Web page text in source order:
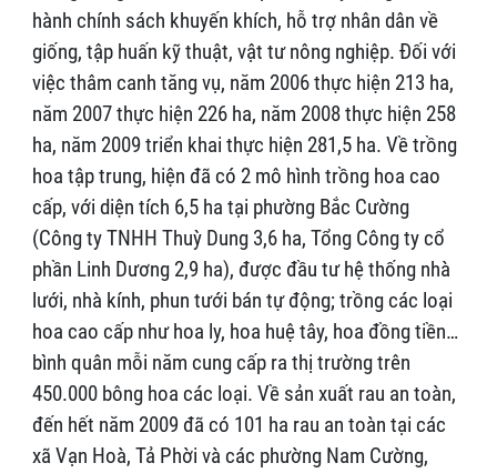
hành chính sách khuyến khích, hỗ trợ nhân dân về
giống, tập huấn kỹ thuật, vật tư nông nghiệp. Đối với
việc thâm canh tăng vụ, năm 2006 thực hiện 213 ha,
năm 2007 thực hiện 226 ha, năm 2008 thực hiện 258
ha, năm 2009 triển khai thực hiện 281,5 ha. Về trồng
hoa tập trung, hiện đã có 2 mô hình trồng hoa cao
cấp, với diện tích 6,5 ha tại phường Bắc Cường
(Công ty TNHH Thuỳ Dung 3,6 ha, Tổng Công ty cổ
phần Linh Dương 2,9 ha), được đầu tư hệ thống nhà
lưới, nhà kính, phun tưới bán tự động; trồng các loại
hoa cao cấp như hoa ly, hoa huệ tây, hoa đồng tiền…
bình quân mỗi năm cung cấp ra thị trường trên
450.000 bông hoa các loại. Về sản xuất rau an toàn,
đến hết năm 2009 đã có 101 ha rau an toàn tại các
xã Vạn Hoà, Tả Phời và các phường Nam Cường,